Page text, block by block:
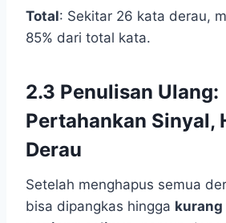
Total: Sekitar 26 kata derau,
85% dari total kata.
2.3 Penulisan Ulang:
Pertahankan Sinyal,
Derau
Setelah menghapus semua
bisa dipangkas hingga kurang